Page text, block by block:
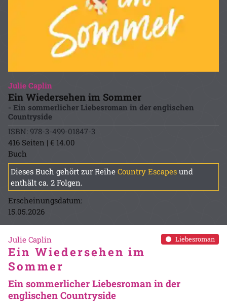
Julie Caplin
Ein Wiedersehen im Sommer
- Ein sommerlicher Liebesroman in der englischen
Countryside
ISBN: 978-3-499-01847-3
416 Seiten | € 14.00
Buch
Dieses Buch gehört zur Reihe Country Escapes und
enthält ca. 2 Folgen.
Erscheinungsdatum:
15.05.2026
Liebesroman
Julie Caplin
Ein Wiedersehen im
Sommer
Ein sommerlicher Liebesroman in der
englischen Countryside